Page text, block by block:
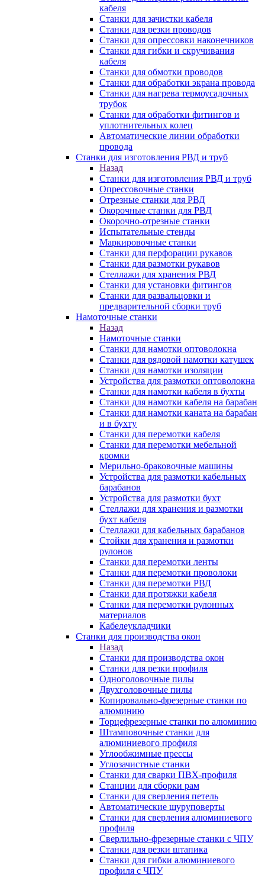
кабеля
Станки для зачистки кабеля
Станки для резки проводов
Станки для опрессовки наконечников
Станки для гибки и скручивания
кабеля
Станки для обмотки проводов
Станки для обработки экрана провода
Станки для нагрева термоусадочных
трубок
Станки для обработки фитингов и
уплотнительных колец
Автоматические линии обработки
провода
Станки для изготовления РВД и труб
Назад
Станки для изготовления РВД и труб
Опрессовочные станки
Отрезные станки для РВД
Окорочные станки для РВД
Окорочно-отрезные станки
Испытательные стенды
Маркировочные станки
Станки для перфорации рукавов
Станки для размотки рукавов
Стеллажи для хранения РВД
Станки для установки фитингов
Станки для развальцовки и
предварительной сборки труб
Намоточные станки
Назад
Намоточные станки
Станки для намотки оптоволокна
Станки для рядовой намотки катушек
Станки для намотки изоляции
Устройства для размотки оптоволокна
Станки для намотки кабеля в бухты
Станки для намотки кабеля на барабан
Станки для намотки каната на барабан
и в бухту
Станки для перемотки кабеля
Станки для перемотки мебельной
кромки
Мерильно-браковочные машины
Устройства для размотки кабельных
барабанов
Устройства для размотки бухт
Стеллажи для хранения и размотки
бухт кабеля
Стеллажи для кабельных барабанов
Стойки для хранения и размотки
рулонов
Станки для перемотки ленты
Станки для перемотки проволоки
Станки для перемотки РВД
Станки для протяжки кабеля
Станки для перемотки рулонных
материалов
Кабелеукладчики
Станки для производства окон
Назад
Станки для производства окон
Станки для резки профиля
Одноголовочные пилы
Двухголовочные пилы
Копировально-фрезерные станки по
алюминию
Торцефрезерные станки по алюминию
Штамповочные станки для
алюминиевого профиля
Углообжимные прессы
Углозачистные станки
Станки для сварки ПВХ-профиля
Станции для сборки рам
Станки для сверления петель
Автоматические шуруповерты
Станки для сверления алюминиевого
профиля
Сверлильно-фрезерные станки с ЧПУ
Станки для резки штапика
Станки для гибки алюминиевого
профиля с ЧПУ